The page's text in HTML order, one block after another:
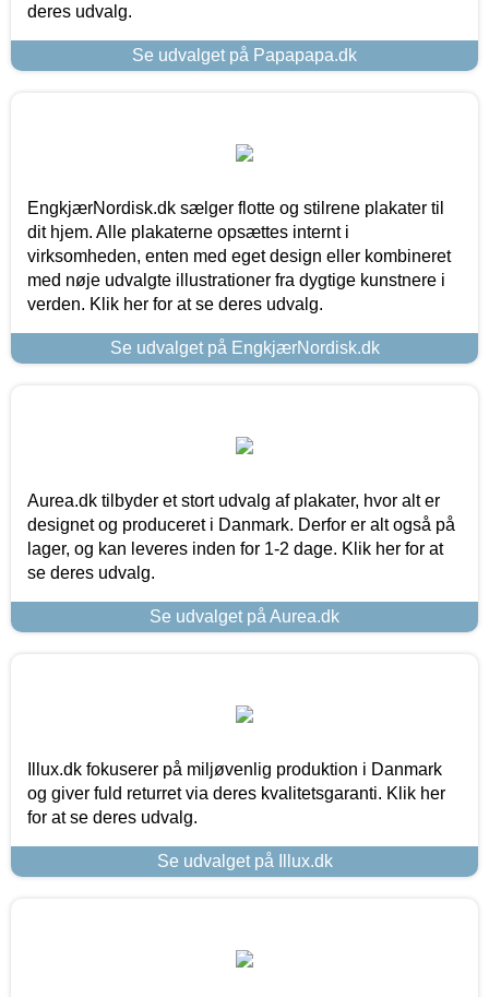
deres udvalg.
Se udvalget på Papapapa.dk
EngkjærNordisk.dk sælger flotte og stilrene plakater til
dit hjem. Alle plakaterne opsættes internt i
virksomheden, enten med eget design eller kombineret
med nøje udvalgte illustrationer fra dygtige kunstnere i
verden. Klik her for at se deres udvalg.
Se udvalget på EngkjærNordisk.dk
Aurea.dk tilbyder et stort udvalg af plakater, hvor alt er
designet og produceret i Danmark. Derfor er alt også på
lager, og kan leveres inden for 1-2 dage. Klik her for at
se deres udvalg.
Se udvalget på Aurea.dk
Illux.dk fokuserer på miljøvenlig produktion i Danmark
og giver fuld returret via deres kvalitetsgaranti. Klik her
for at se deres udvalg.
Se udvalget på Illux.dk